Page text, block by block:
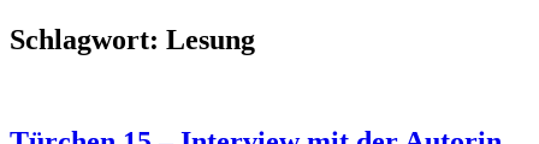
Schlagwort: Lesung